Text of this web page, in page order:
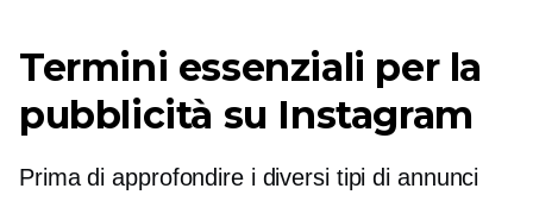
Termini essenziali per la
pubblicità su Instagram
Prima di approfondire i diversi tipi di annunci